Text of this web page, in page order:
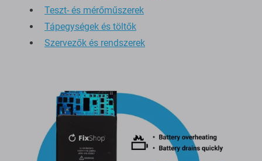
Teszt- és mérőműszerek
Tápegységek és töltők
Szervezők és rendszerek